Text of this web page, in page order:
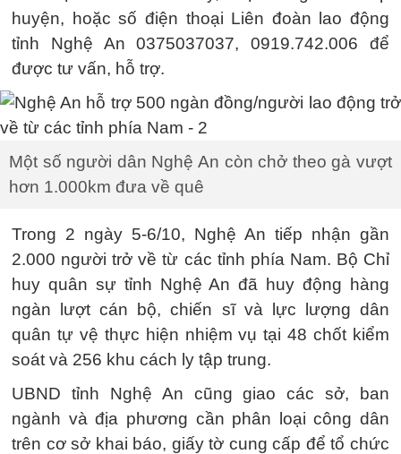
huyện, hoặc số điện thoại Liên đoàn lao động
tỉnh Nghệ An 0375037037, 0919.742.006 để
được tư vấn, hỗ trợ.
Một số người dân Nghệ An còn chở theo gà vượt
hơn 1.000km đưa về quê
Trong 2 ngày 5-6/10, Nghệ An tiếp nhận gần
2.000 người trở về từ các tỉnh phía Nam. Bộ Chỉ
huy quân sự tỉnh Nghệ An đã huy động hàng
ngàn lượt cán bộ, chiến sĩ và lực lượng dân
quân tự vệ thực hiện nhiệm vụ tại 48 chốt kiểm
soát và 256 khu cách ly tập trung.
UBND tỉnh Nghệ An cũng giao các sở, ban
ngành và địa phương cần phân loại công dân
trên cơ sở khai báo, giấy tờ cung cấp để tổ chức